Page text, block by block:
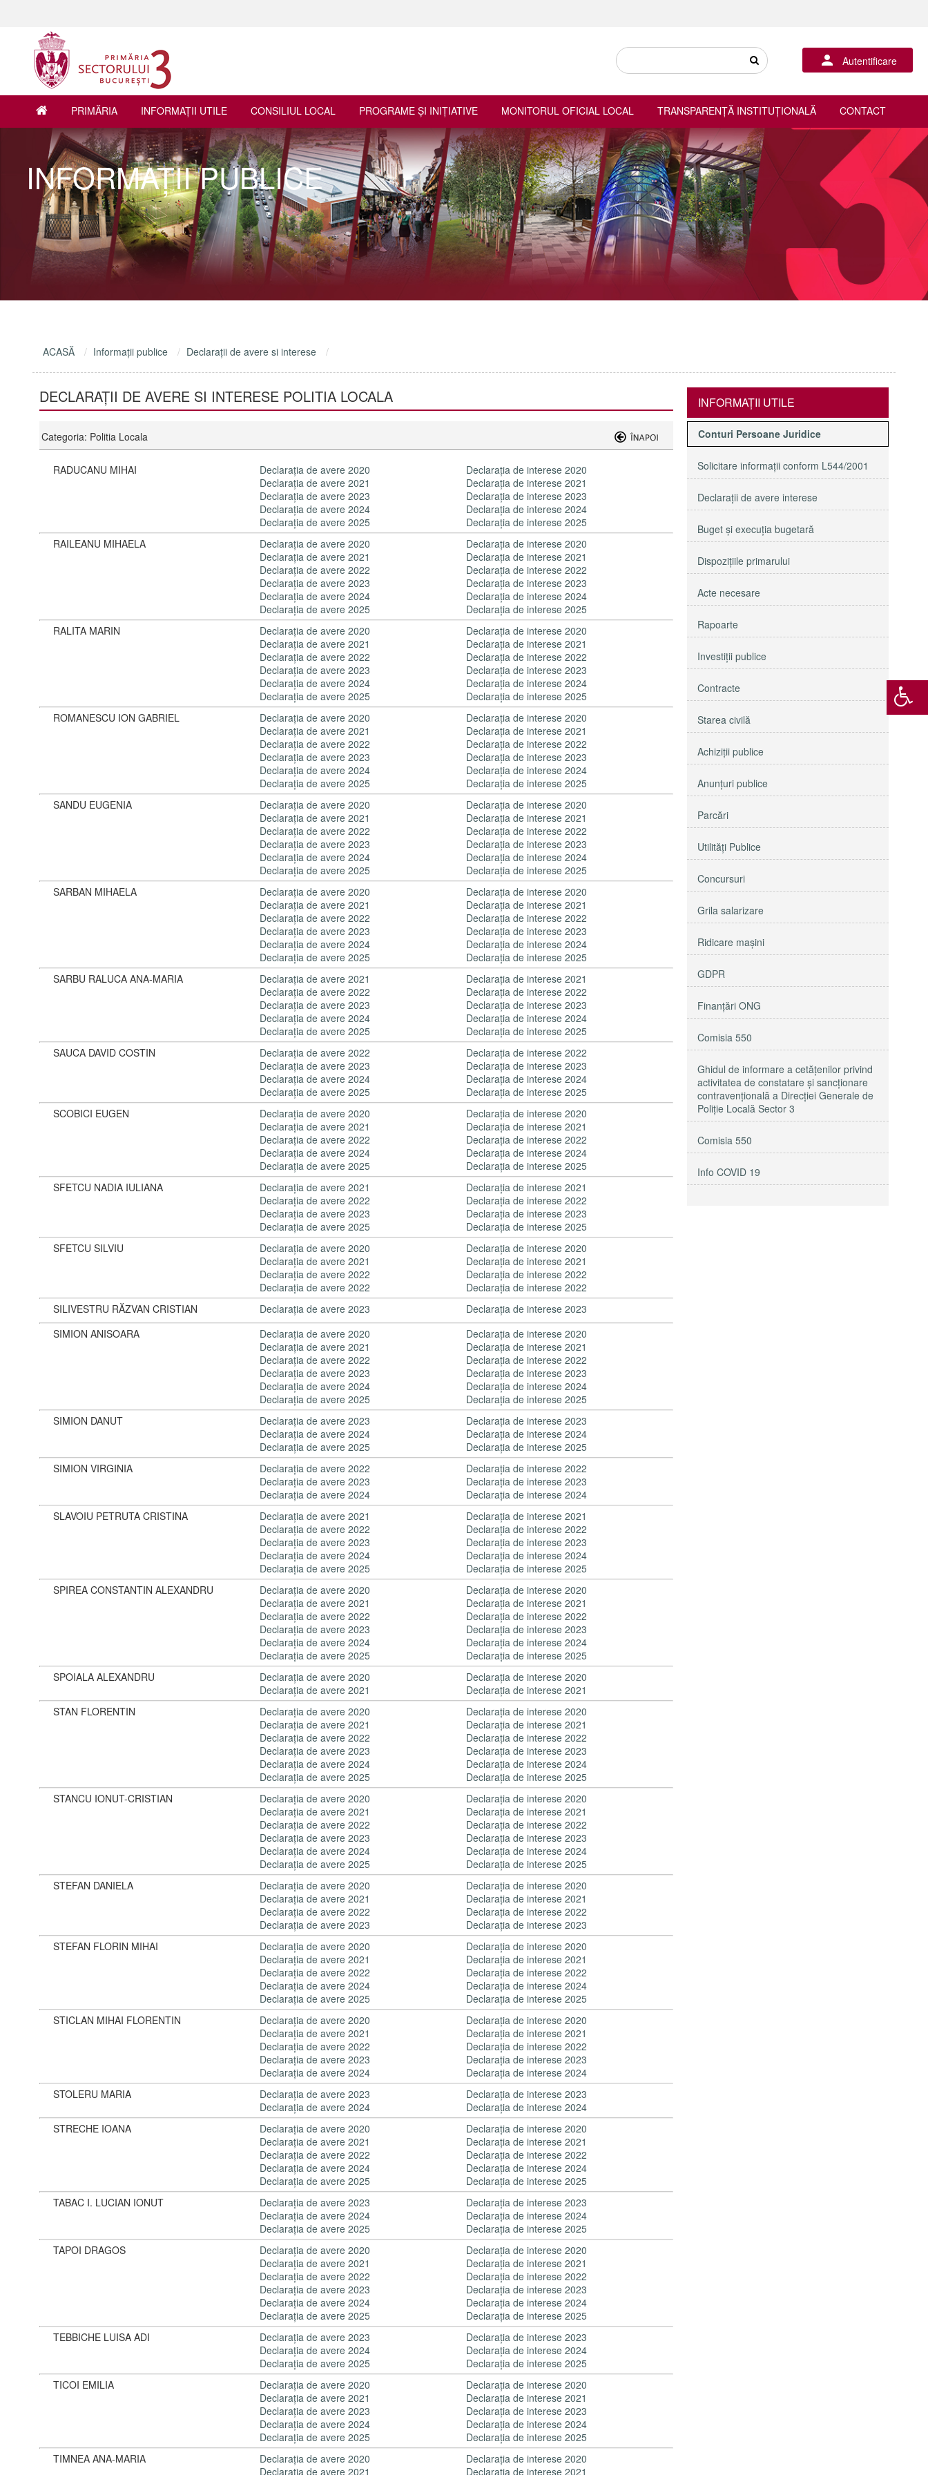
Autentificare
PRIMĂRIA INFORMAŢII UTILE CONSILIUL LOCAL PROGRAME ŞI INIŢIATIVE MONITORUL OFICIAL LOCAL TRANSPARENȚĂ INSTITUȚIONALĂ CONTACT
INFORMAŢII PUBLICE
ACASĂ Informaţii publice Declaraţii de avere si interese
DECLARAŢII DE AVERE SI INTERESE POLITIA LOCALA
Categoria: Politia Locala
RADUCANU MIHAI
Declaraţia de avere 2020
Declaraţia de avere 2021
Declaraţia de avere 2023
Declaraţia de avere 2024
Declaraţia de avere 2025
Declaraţia de interese 2020
Declaraţia de interese 2021
Declaraţia de interese 2023
Declaraţia de interese 2024
Declaraţia de interese 2025
RAILEANU MIHAELA
Declaraţia de avere 2020
Declaraţia de avere 2021
Declaraţia de avere 2022
Declaraţia de avere 2023
Declaraţia de avere 2024
Declaraţia de avere 2025
Declaraţia de interese 2020
Declaraţia de interese 2021
Declaraţia de interese 2022
Declaraţia de interese 2023
Declaraţia de interese 2024
Declaraţia de interese 2025
RALITA MARIN
Declaraţia de avere 2020
Declaraţia de avere 2021
Declaraţia de avere 2022
Declaraţia de avere 2023
Declaraţia de avere 2024
Declaraţia de avere 2025
Declaraţia de interese 2020
Declaraţia de interese 2021
Declaraţia de interese 2022
Declaraţia de interese 2023
Declaraţia de interese 2024
Declaraţia de interese 2025
ROMANESCU ION GABRIEL
Declaraţia de avere 2020
Declaraţia de avere 2021
Declaraţia de avere 2022
Declaraţia de avere 2023
Declaraţia de avere 2024
Declaraţia de avere 2025
Declaraţia de interese 2020
Declaraţia de interese 2021
Declaraţia de interese 2022
Declaraţia de interese 2023
Declaraţia de interese 2024
Declaraţia de interese 2025
SANDU EUGENIA
Declaraţia de avere 2020
Declaraţia de avere 2021
Declaraţia de avere 2022
Declaraţia de avere 2023
Declaraţia de avere 2024
Declaraţia de avere 2025
Declaraţia de interese 2020
Declaraţia de interese 2021
Declaraţia de interese 2022
Declaraţia de interese 2023
Declaraţia de interese 2024
Declaraţia de interese 2025
SARBAN MIHAELA
Declaraţia de avere 2020
Declaraţia de avere 2021
Declaraţia de avere 2022
Declaraţia de avere 2023
Declaraţia de avere 2024
Declaraţia de avere 2025
Declaraţia de interese 2020
Declaraţia de interese 2021
Declaraţia de interese 2022
Declaraţia de interese 2023
Declaraţia de interese 2024
Declaraţia de interese 2025
SARBU RALUCA ANA-MARIA
Declaraţia de avere 2021
Declaraţia de avere 2022
Declaraţia de avere 2023
Declaraţia de avere 2024
Declaraţia de avere 2025
Declaraţia de interese 2021
Declaraţia de interese 2022
Declaraţia de interese 2023
Declaraţia de interese 2024
Declaraţia de interese 2025
SAUCA DAVID COSTIN
Declaraţia de avere 2022
Declaraţia de avere 2023
Declaraţia de avere 2024
Declaraţia de avere 2025
Declaraţia de interese 2022
Declaraţia de interese 2023
Declaraţia de interese 2024
Declaraţia de interese 2025
SCOBICI EUGEN
Declaraţia de avere 2020
Declaraţia de avere 2021
Declaraţia de avere 2022
Declaraţia de avere 2024
Declaraţia de avere 2025
Declaraţia de interese 2020
Declaraţia de interese 2021
Declaraţia de interese 2022
Declaraţia de interese 2024
Declaraţia de interese 2025
SFETCU NADIA IULIANA
Declaraţia de avere 2021
Declaraţia de avere 2022
Declaraţia de avere 2023
Declaraţia de avere 2025
Declaraţia de interese 2021
Declaraţia de interese 2022
Declaraţia de interese 2023
Declaraţia de interese 2025
SFETCU SILVIU
Declaraţia de avere 2020
Declaraţia de avere 2021
Declaraţia de avere 2022
Declaraţia de avere 2022
Declaraţia de interese 2020
Declaraţia de interese 2021
Declaraţia de interese 2022
Declaraţia de interese 2022
SILIVESTRU RĂZVAN CRISTIAN
Declaraţia de avere 2023
Declaraţia de interese 2023
SIMION ANISOARA
Declaraţia de avere 2020
Declaraţia de avere 2021
Declaraţia de avere 2022
Declaraţia de avere 2023
Declaraţia de avere 2024
Declaraţia de avere 2025
Declaraţia de interese 2020
Declaraţia de interese 2021
Declaraţia de interese 2022
Declaraţia de interese 2023
Declaraţia de interese 2024
Declaraţia de interese 2025
SIMION DANUT
Declaraţia de avere 2023
Declaraţia de avere 2024
Declaraţia de avere 2025
Declaraţia de interese 2023
Declaraţia de interese 2024
Declaraţia de interese 2025
SIMION VIRGINIA
Declaraţia de avere 2022
Declaraţia de avere 2023
Declaraţia de avere 2024
Declaraţia de interese 2022
Declaraţia de interese 2023
Declaraţia de interese 2024
SLAVOIU PETRUTA CRISTINA
Declaraţia de avere 2021
Declaraţia de avere 2022
Declaraţia de avere 2023
Declaraţia de avere 2024
Declaraţia de avere 2025
Declaraţia de interese 2021
Declaraţia de interese 2022
Declaraţia de interese 2023
Declaraţia de interese 2024
Declaraţia de interese 2025
SPIREA CONSTANTIN ALEXANDRU
Declaraţia de avere 2020
Declaraţia de avere 2021
Declaraţia de avere 2022
Declaraţia de avere 2023
Declaraţia de avere 2024
Declaraţia de avere 2025
Declaraţia de interese 2020
Declaraţia de interese 2021
Declaraţia de interese 2022
Declaraţia de interese 2023
Declaraţia de interese 2024
Declaraţia de interese 2025
SPOIALA ALEXANDRU
Declaraţia de avere 2020
Declaraţia de avere 2021
Declaraţia de interese 2020
Declaraţia de interese 2021
STAN FLORENTIN
Declaraţia de avere 2020
Declaraţia de avere 2021
Declaraţia de avere 2022
Declaraţia de avere 2023
Declaraţia de avere 2024
Declaraţia de avere 2025
Declaraţia de interese 2020
Declaraţia de interese 2021
Declaraţia de interese 2022
Declaraţia de interese 2023
Declaraţia de interese 2024
Declaraţia de interese 2025
STANCU IONUT-CRISTIAN
Declaraţia de avere 2020
Declaraţia de avere 2021
Declaraţia de avere 2022
Declaraţia de avere 2023
Declaraţia de avere 2024
Declaraţia de avere 2025
Declaraţia de interese 2020
Declaraţia de interese 2021
Declaraţia de interese 2022
Declaraţia de interese 2023
Declaraţia de interese 2024
Declaraţia de interese 2025
STEFAN DANIELA
Declaraţia de avere 2020
Declaraţia de avere 2021
Declaraţia de avere 2022
Declaraţia de avere 2023
Declaraţia de interese 2020
Declaraţia de interese 2021
Declaraţia de interese 2022
Declaraţia de interese 2023
STEFAN FLORIN MIHAI
Declaraţia de avere 2020
Declaraţia de avere 2021
Declaraţia de avere 2022
Declaraţia de avere 2024
Declaraţia de avere 2025
Declaraţia de interese 2020
Declaraţia de interese 2021
Declaraţia de interese 2022
Declaraţia de interese 2024
Declaraţia de interese 2025
STICLAN MIHAI FLORENTIN
Declaraţia de avere 2020
Declaraţia de avere 2021
Declaraţia de avere 2022
Declaraţia de avere 2023
Declaraţia de avere 2024
Declaraţia de interese 2020
Declaraţia de interese 2021
Declaraţia de interese 2022
Declaraţia de interese 2023
Declaraţia de interese 2024
STOLERU MARIA
Declaraţia de avere 2023
Declaraţia de avere 2024
Declaraţia de interese 2023
Declaraţia de interese 2024
STRECHE IOANA
Declaraţia de avere 2020
Declaraţia de avere 2021
Declaraţia de avere 2022
Declaraţia de avere 2024
Declaraţia de avere 2025
Declaraţia de interese 2020
Declaraţia de interese 2021
Declaraţia de interese 2022
Declaraţia de interese 2024
Declaraţia de interese 2025
TABAC I. LUCIAN IONUT
Declaraţia de avere 2023
Declaraţia de avere 2024
Declaraţia de avere 2025
Declaraţia de interese 2023
Declaraţia de interese 2024
Declaraţia de interese 2025
TAPOI DRAGOS
Declaraţia de avere 2020
Declaraţia de avere 2021
Declaraţia de avere 2022
Declaraţia de avere 2023
Declaraţia de avere 2024
Declaraţia de avere 2025
Declaraţia de interese 2020
Declaraţia de interese 2021
Declaraţia de interese 2022
Declaraţia de interese 2023
Declaraţia de interese 2024
Declaraţia de interese 2025
TEBBICHE LUISA ADI
Declaraţia de avere 2023
Declaraţia de avere 2024
Declaraţia de avere 2025
Declaraţia de interese 2023
Declaraţia de interese 2024
Declaraţia de interese 2025
TICOI EMILIA
Declaraţia de avere 2020
Declaraţia de avere 2021
Declaraţia de avere 2023
Declaraţia de avere 2024
Declaraţia de avere 2025
Declaraţia de interese 2020
Declaraţia de interese 2021
Declaraţia de interese 2023
Declaraţia de interese 2024
Declaraţia de interese 2025
TIMNEA ANA-MARIA
Declaraţia de avere 2020
Declaraţia de avere 2021
Declaraţia de interese 2020
Declaraţia de interese 2021
INFORMAŢII UTILE
Conturi Persoane Juridice
Solicitare informaţii conform L544/2001
Declaraţii de avere interese
Buget şi execuţia bugetară
Dispoziţiile primarului
Acte necesare
Rapoarte
Investiţii publice
Contracte
Starea civilă
Achiziţii publice
Anunţuri publice
Parcări
Utilităţi Publice
Concursuri
Grila salarizare
Ridicare maşini
GDPR
Finanțări ONG
Comisia 550
Ghidul de informare a cetățenilor privind
activitatea de constatare și sancționare
contravențională a Direcției Generale de
Poliție Locală Sector 3
Comisia 550
Info COVID 19